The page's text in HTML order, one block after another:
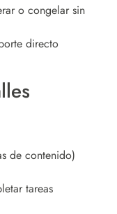
o congelar sin
directo
de contenido)
tareas